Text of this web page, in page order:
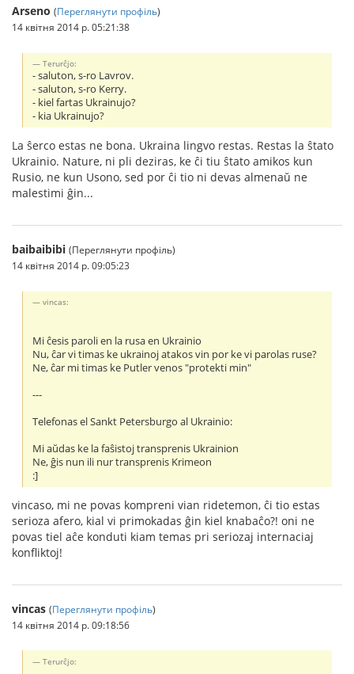
Arseno (Переглянути профіль)
14 квітня 2014 р. 05:21:38
Terurĉjo:
- saluton, s-ro Lavrov.
- saluton, s-ro Kerry.
- kiel fartas Ukrainujo?
- kia Ukrainujo?
La ŝerco estas ne bona. Ukraina lingvo restas. Restas la ŝtato
Ukrainio. Nature, ni pli deziras, ke ĉi tiu ŝtato amikos kun
Rusio, ne kun Usono, sed por ĉi tio ni devas almenaŭ ne
malestimi ĝin...
baibaibibi (Переглянути профіль)
14 квітня 2014 р. 09:05:23
vincas:
Mi ĉesis paroli en la rusa en Ukrainio
Nu, ĉar vi timas ke ukrainoj atakos vin por ke vi parolas ruse?
Ne, ĉar mi timas ke Putler venos "protekti min"
---
Telefonas el Sankt Petersburgo al Ukrainio:
Mi aŭdas ke la faŝistoj transprenis Ukrainion
Ne, ĝis nun ili nur transprenis Krimeon
:]
vincaso, mi ne povas kompreni vian ridetemon, ĉi tio estas
serioza afero, kial vi primokadas ĝin kiel knabaĉo?! oni ne
povas tiel aĉe konduti kiam temas pri seriozaj internaciaj
konfliktoj!
vincas (Переглянути профіль)
14 квітня 2014 р. 09:18:56
Terurĉjo: